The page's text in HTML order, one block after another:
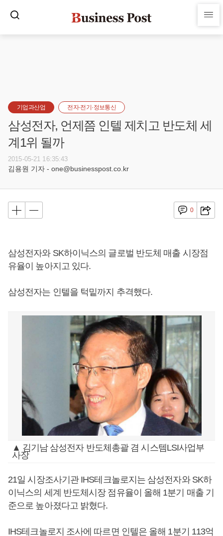
기업과산업 전자·전기·정보통신
삼성전자, 언제쯤 인텔 제치고 반도체 세
계1위 될까
2015-05-21 16:35:43
김용원 기자 - one@businesspost.co.kr
0
삼성전자와 SK하이닉스의 글로벌 반도체 매출 시장점
유율이 높아지고 있다.
삼성전자는 인텔을 턱밑까지 추격했다.
▲ 김기남 삼성전자 반도체총괄 겸 시스템LSI사업부
사장
21일 시장조사기관 IHS테크놀로지는 삼성전자와 SK하
이닉스의 세계 반도체시장 점유율이 올해 1분기 매출 기
준으로 높아졌다고 밝혔다.
IHS테크놀로지 조사에 따르면 인텔은 올해 1분기 113억